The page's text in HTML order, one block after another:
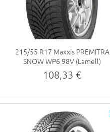
215/55 R17 Maxxis PREMITRA
SNOW WP6 98V (Lamell)
108,33 €